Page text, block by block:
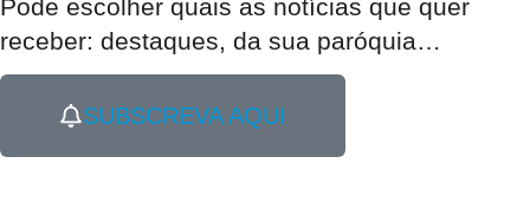
Pode escolher quais as notícias que quer
receber: destaques, da sua paróquia…
SUBSCREVA AQUI